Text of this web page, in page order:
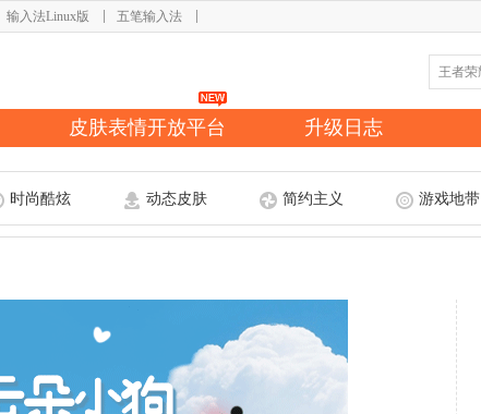
输入法Linux版 五笔输入法
皮肤表情开放平台 升级日志
时尚酷炫 动态皮肤 简约主义 游戏地带